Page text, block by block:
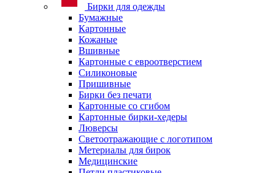
Бирки для одежды
Бумажные
Картонные
Кожаные
Вшивные
Картонные с евроотверстием
Силиконовые
Пришивные
Бирки без печати
Картонные со сгибом
Картонные бирки-хедеры
Люверсы
Светоотражающие с логотипом
Метериалы для бирок
Медицинские